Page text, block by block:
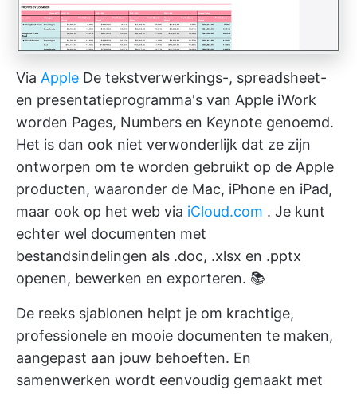
Via Apple De tekstverwerkings-, spreadsheet-
en presentatieprogramma's van Apple iWork
worden Pages, Numbers en Keynote genoemd.
Het is dan ook niet verwonderlijk dat ze zijn
ontworpen om te worden gebruikt op de Apple
producten, waaronder de Mac, iPhone en iPad,
maar ook op het web via iCloud.com . Je kunt
echter wel documenten met
bestandsindelingen als .doc, .xlsx en .pptx
openen, bewerken en exporteren. 📚
De reeks sjablonen helpt je om krachtige,
professionele en mooie documenten te maken,
aangepast aan jouw behoeften. En
samenwerken wordt eenvoudig gemaakt met